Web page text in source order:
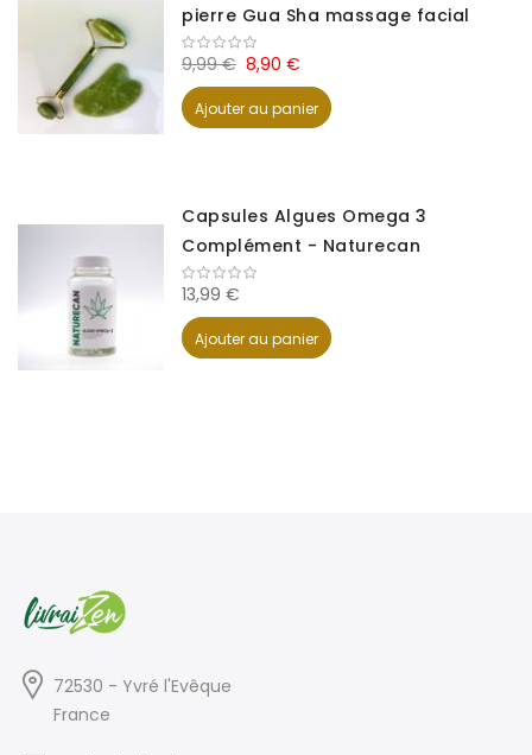
pierre Gua Sha massage facial
8,90 €
9,99 €
Ajouter au panier
Capsules Algues Omega 3
Complément - Naturecan
13,99 €
Ajouter au panier
72530 - Yvré l'Evêque
France